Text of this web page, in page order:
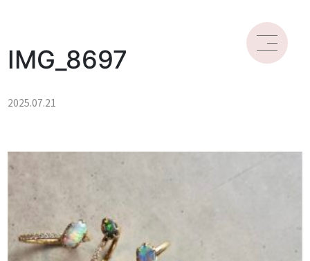
IMG_8697
2025.07.21